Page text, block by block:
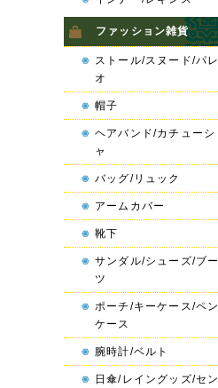
ファッション雑貨
ストール/スヌード/パレ
オ
帽子
ヘアバンド/カチューシ
ャ
バッグ/リュック
アームカバー
靴下
サンダル/シューズ/ブー
ツ
ポーチ/キーケース/ペン
ケース
腕時計/ベルト
日傘/レイングッズ/セン